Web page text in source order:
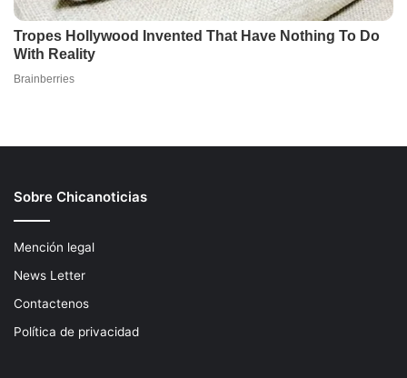
Sobre Chicanoticias
Mención legal
News Letter
Contactenos
Política de privacidad